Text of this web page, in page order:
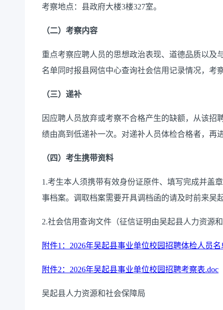
考察地点：县政府大楼3楼327室。
（二）考察内容
重点考察应聘人员的思想政治表现、道德品质以及
名单同时报县网信中心查询社会信用记录情况，考
（三）递补
因应聘人员放弃或考察不合格产生的缺额，从该招
绩由高到低递补一次。对递补人员体检合格者，再
（四）考生携带资料
1.考生本人须携带有效身份证原件、填写完成并盖
事档案。调取档案需要开具调档函的请及时前来吴
2.社会信用查询文件（征信证明由吴起县人力资源
附件1：2026年吴起县事业单位校园招聘体检人员名
附件2：2026年吴起县事业单位校园招聘考察表.doc
吴起县人力资源和社会保障局